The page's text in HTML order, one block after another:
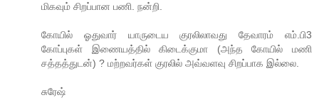
மிகவும் சிறப்பான பணி. நன்றி.
கோயில் ஓதுவார் யாருடைய குரலிலாவது தேவாரம் எம்.பி3
கோப்புகள் இணையத்தில் கிடைக்குமா (அந்த கோயில் மணி
சத்தத்துடன்) ? மற்றவர்கள் குரலில் அவ்வளவு சிறப்பாக இல்லை.
சுரேஷ்